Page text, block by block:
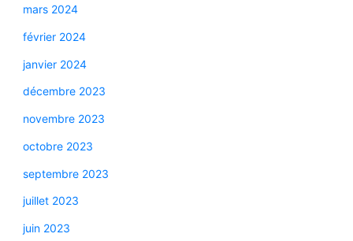
mars 2024
février 2024
janvier 2024
décembre 2023
novembre 2023
octobre 2023
septembre 2023
juillet 2023
juin 2023